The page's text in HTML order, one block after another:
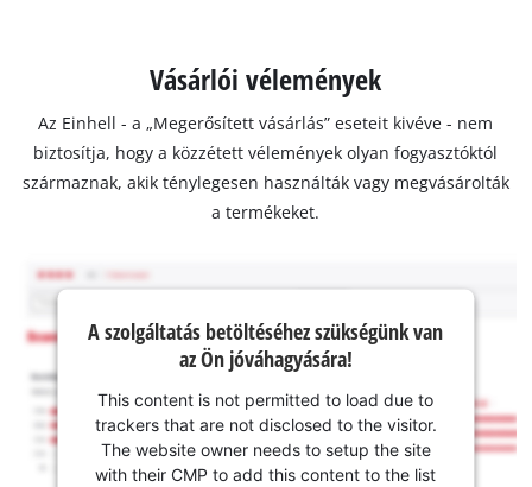
Vásárlói vélemények
Az Einhell - a „Megerősített vásárlás” eseteit kivéve - nem
biztosítja, hogy a közzétett vélemények olyan fogyasztóktól
származnak, akik ténylegesen használták vagy megvásárolták
a termékeket.
A szolgáltatás betöltéséhez szükségünk van
az Ön jóváhagyására!
This content is not permitted to load due to
trackers that are not disclosed to the visitor.
The website owner needs to setup the site
with their CMP to add this content to the list